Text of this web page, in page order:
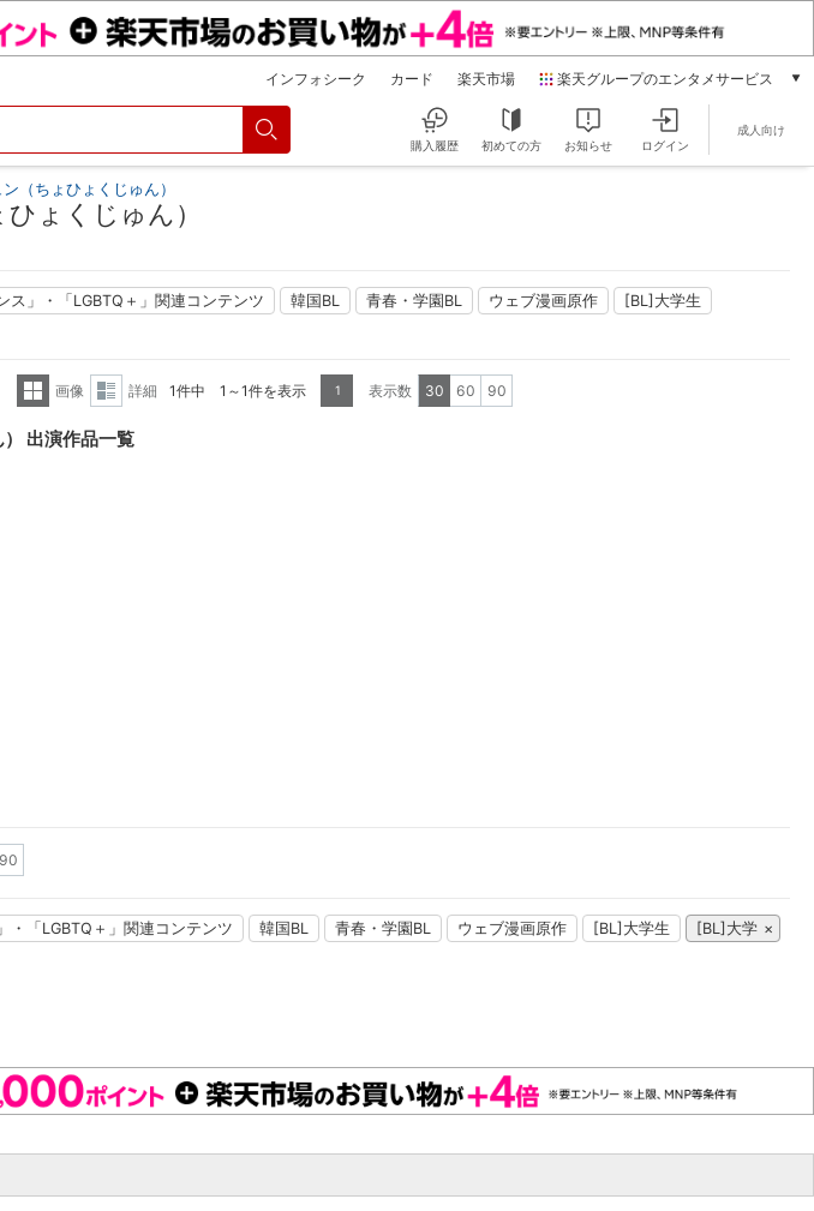
インフォシーク カード 楽天市場 楽天グループのエンタメサービス
本/ゲーム/CD/DVD
雑誌読み放題
楽天マガジン
動画配信
購入履歴 初めての方 お知らせ ログイン
成人向け
（ちょひょくじゅん）
ょくじゅん）
ス」・「LGBTQ＋」関連コンテンツ 韓国BL 青春・学園BL ウェブ漫画原作
[BL]大学生
表示
画像
表示
詳細 1件中 1～1件を表示 1 表示数 30 60 90
出演作品一覧
90
・「LGBTQ＋」関連コンテンツ 韓国BL 青春・学園BL ウェブ漫画原作 [BL]大学生 [BL]大学